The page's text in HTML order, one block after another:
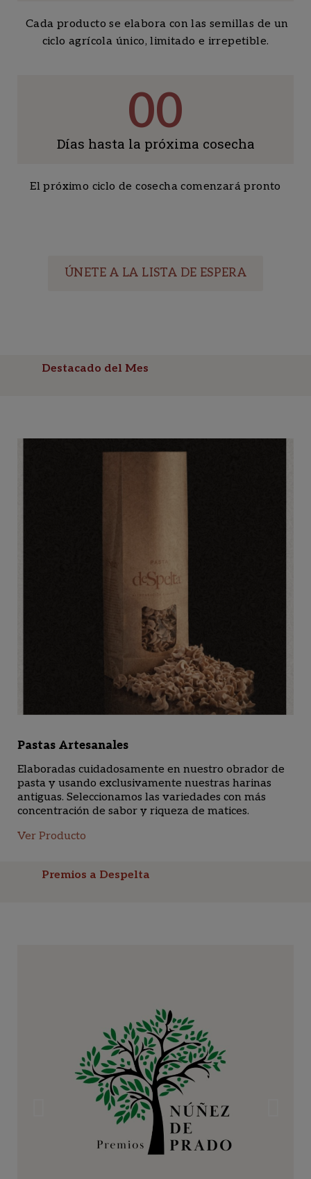
Cada producto se elabora con las semillas de un
ciclo agrícola único, limitado e irrepetible.
00
Días hasta la próxima cosecha
El próximo ciclo de cosecha comenzará pronto
ÚNETE A LA LISTA DE ESPERA
Destacado del Mes
Pastas Artesanales
Elaboradas cuidadosamente en nuestro obrador de
pasta y usando exclusivamente nuestras harinas
antiguas. Seleccionamos las variedades con más
concentración de sabor y riqueza de matices.
Ver Producto
Premios a Despelta